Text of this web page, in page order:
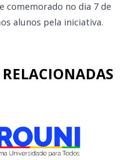
comemorado no dia 7 de
alunos pela iniciativa.